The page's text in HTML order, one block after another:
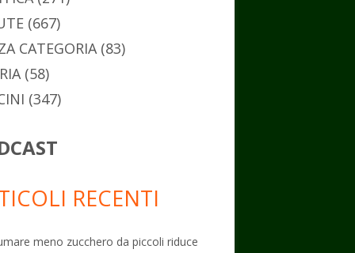
(667)
CATEGORIA(83)
(58)
(347)
RECENTI
meno zucchero da piccoli riduce